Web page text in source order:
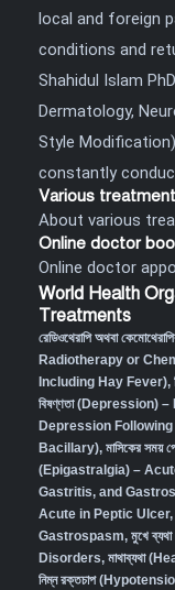
local and foreign
conditions and
Shahidul Islam
Dermatology,
Style
constantly
Various
About various
Online doctor
Online doctor
World Health
Treatments
রেডিওথেরাপি অথবা
Radiotherapy or
Including Hay Fever),
বিষণ্ণতা
Depression
Bacillary), মাসিকের
(Epigastralgia) –
Gastritis, and
Acute in Peptic
Gastrospasm, মুখে
Disorders, মাথাব্যথা
নিম্ন রক্তচাপ